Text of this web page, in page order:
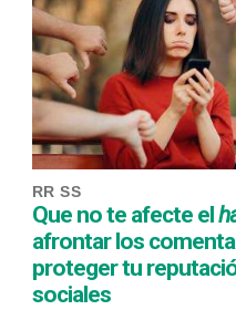
RR SS
Que no te afecte el
afrontar los
proteger tu
sociales